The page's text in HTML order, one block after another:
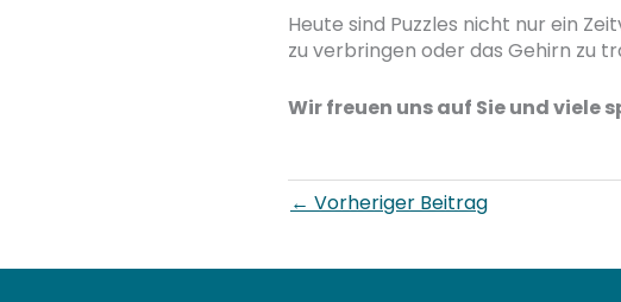
Heute sind Puzzles nicht nur ein
zu verbringen oder das Gehirn zu
Wir freuen uns auf Sie und viele
← Vorheriger Beitrag